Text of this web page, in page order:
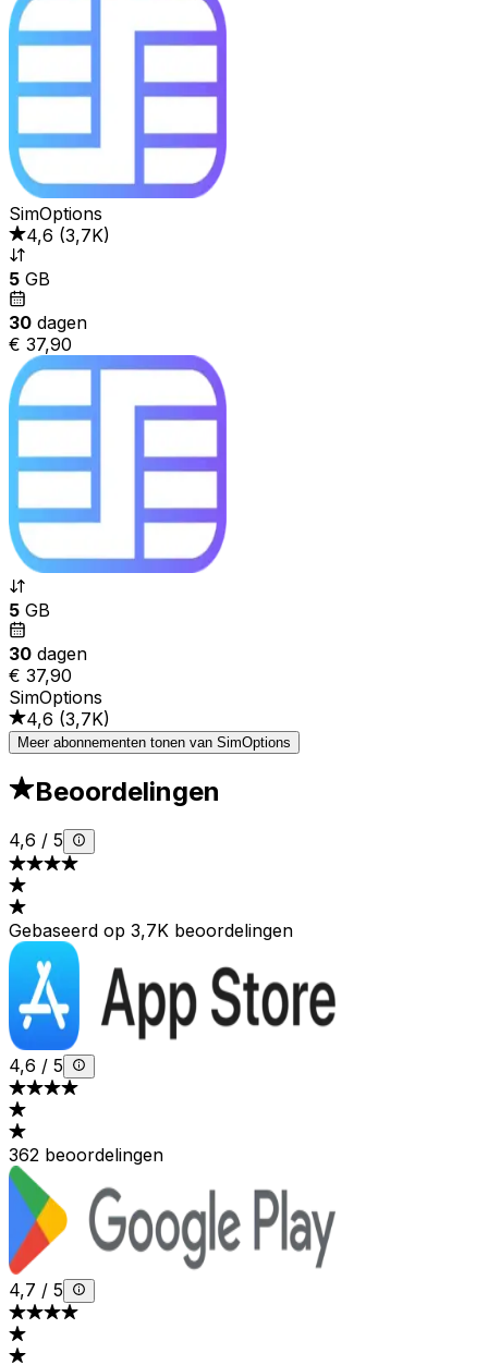
SimOptions
4,6 (3,7K)
5 GB
30 dagen
€ 37,90
5 GB
30 dagen
€ 37,90
SimOptions
4,6 (3,7K)
Meer abonnementen tonen van SimOptions
Beoordelingen
4,6 / 5
Gebaseerd op 3,7K beoordelingen
4,6 / 5
362 beoordelingen
4,7 / 5